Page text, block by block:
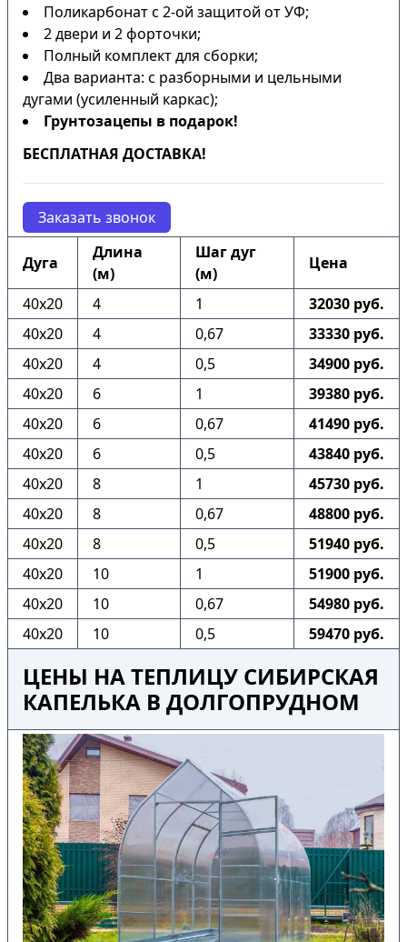
Поликарбонат с 2-ой защитой от УФ;
2 двери и 2 форточки;
Полный комплект для сборки;
Два варианта: с разборными и цельными
дугами (усиленный каркас);
Грунтозацепы в подарок!
БЕСПЛАТНАЯ ДОСТАВКА!
Заказать звонок
Дуга
Длина
(м)
Шаг дуг
(м)
Цена
40х20 4 1
32030 руб.
40х20
4 0,67
33330 руб.
40х20
4 0,5
34900 руб.
40х20
6 1
39380 руб.
40х20
6 0,67
41490 руб.
40х20
6 0,5
43840 руб.
40х20
8 1
45730 руб.
40х20
8 0,67
48800 руб.
40х20
8 0,5
51940 руб.
40х20
10 1
51900 руб.
40х20
10 0,67
54980 руб.
40х20
10 0,5 59470 руб.
ЦЕНЫ НА ТЕПЛИЦУ СИБИРСКАЯ
КАПЕЛЬКА В ДОЛГОПРУДНОМ